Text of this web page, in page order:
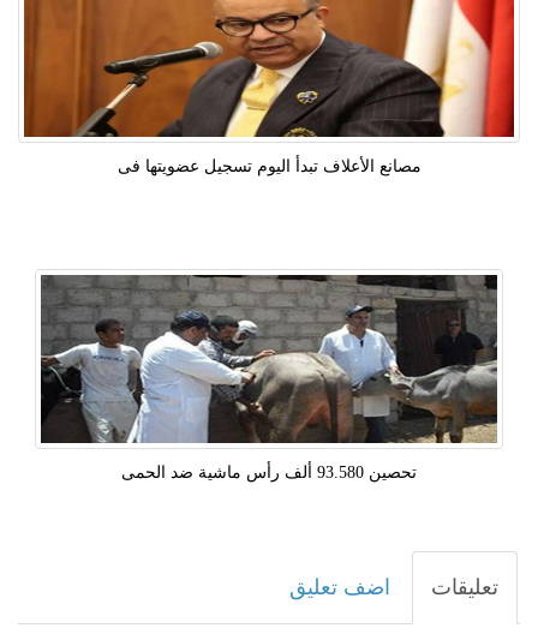
مصانع الأعلاف تبدأ اليوم تسجيل عضويتها فى
تحصين 93.580 ألف رأس ماشية ضد الحمى
تعليقات اضف تعليق